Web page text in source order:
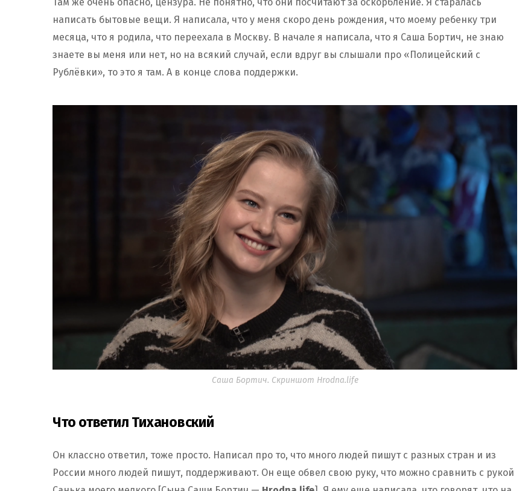
написать бытовые вещи. Я написала, что у меня скоро день рождения, что моему ребенку три
месяца, что я родила, что переехала в Москву. В начале я написала, что я Саша Бортич, не знаю
знаете вы меня или нет, но на всякий случай, если вдруг вы слышали про «Полицейский с
Рублёвки», то это я там. А в конце слова поддержки.
Саша Бортич. Скриншот Hrodna.life
Что ответил Тихановский
Он классно ответил, тоже просто. Написал про то, что много людей пишут с разных стран и из
России много людей пишут, поддерживают. Он еще обвел свою руку, что можно сравнить с рукой